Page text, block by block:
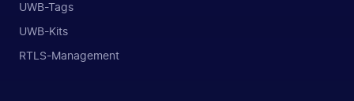
UWB-Tags
UWB-Kits
RTLS-Management